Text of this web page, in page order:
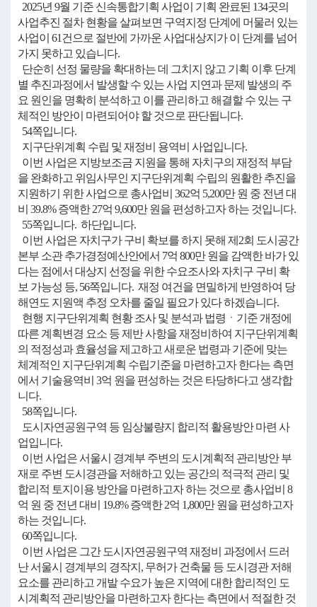
2025년 9월 기준 신속통합기획 사업이 기획 완료된 134곳의
사업추진 절차 현황을 살펴보면 구역지정 단계에 머물러 있는
사업이 61건으로 절반에 가까운 사업대상지가 이 단계를 넘어
가지 못하고 있습니다.
단순히 선정 물량을 확대하는 데 그치지 않고 기획 이후 단계
별 추진과정에서 발생할 수 있는 사업 지연과 문제 발생의 주
요 원인을 명확히 분석하고 이를 관리하고 해결할 수 있는 구
체적인 방안이 마련되어야 할 것으로 판단됩니다.
54쪽입니다.
지구단위계획 수립 및 재정비 용역비 사업입니다.
이번 사업은 지방보조금 지원을 통해 자치구의 재정적 부담
을 완화하고 위임사무인 지구단위계획 수립의 원활한 추진을
지원하기 위한 사업으로 총사업비 362억 5,200만 원 중 전년 대
비 39.8% 증액한 27억 9,600만 원을 편성하고자 하는 것입니다.
55쪽입니다. 하단입니다.
이번 사업은 자치구가 구비 확보를 하지 못해 제2회 도시공간
본부 소관 추가경정예산안에서 7억 800만 원을 감액한 바가 있
다는 점에서 대상지 선정을 위한 수요조사와 자치구 구비 확
보 가능성 등, 56쪽입니다. 재정 여건을 면밀하게 반영하여 당
해연도 지원액 추정 오차를 줄일 필요가 있다 하겠습니다.
현행 지구단위계획 현황 조사 및 분석과 법령ㆍ기준 개정에
따른 계획변경 요소 등 제반 사항을 재정비하여 지구단위계획
의 적정성과 효율성을 제고하고 새로운 법령과 기준에 맞는
체계적인 지구단위계획 수립기준을 마련하고자 한다는 측면
에서 기술용역비 3억 원을 편성하는 것은 타당하다고 생각합
니다.
58쪽입니다.
도시자연공원구역 등 임상불량지 합리적 활용방안 마련 사
업입니다.
이번 사업은 서울시 경계부 주변의 도시계획적 관리방안 부
재로 주변 도시경관을 저해하고 있는 공간의 적극적 관리 및
합리적 토지이용 방안을 마련하고자 하는 것으로 총사업비 8
억 원 중 전년 대비 19.8% 증액한 2억 1,800만 원을 편성하고자
하는 것입니다.
60쪽입니다.
이번 사업은 그간 도시자연공원구역 재정비 과정에서 드러
난 서울시 경계부의 경작지, 무허가 건축물 등 도시경관 저해
요소를 관리하고 개발 수요가 높은 지역에 대한 합리적인 도
시계획적 관리방안을 마련하고자 한다는 측면에서 적절한 것